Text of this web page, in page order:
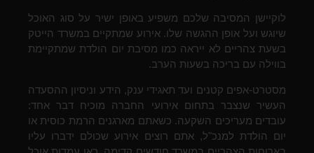
לוקיישן המסיבה שלכם משפיע באופן ישיר על סוג האוכל
שיוגש ועל אופן ההגשה שלו. אירוע שמתקיים במשרד הייטק
בשעת צהריים לא ייראה כמו מסיבת יום הולדת שמתקיימת
בווילה עם בריכה בשעות הערב.
מסטרט-אפים קטנים ועד תאגידי ענק, הידע וניסיון ההסעדה
העשיר שנצבר בתחום אירועי החברה מוכיח דבר אחד:
עובדים מעריכים השקעה. כשאתם מארגנים הרמת כוסית או
יום הולדת למנכ"ל, אתם רוצים אירוע שכולם ידברו עליו